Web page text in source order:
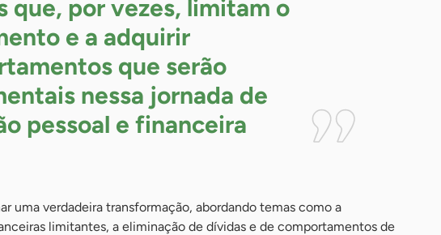
que, por vezes, limitam o
e a adquirir
que serão
nessa jornada de
pessoal e financeira
uma verdadeira transformação, abordando temas como a
limitantes, a eliminação de dívidas e de comportamentos de